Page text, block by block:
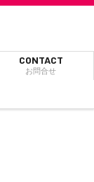
CONTACT
お問合せ